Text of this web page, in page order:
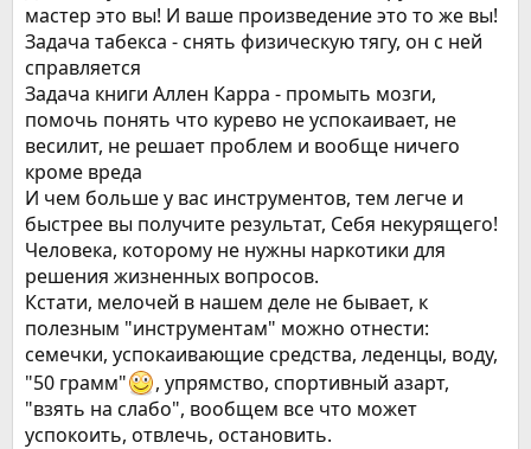
мастер это вы! И ваше произведение это то же вы!
Задача табекса - снять физическую тягу, он с ней
справляется
Задача книги Аллен Карра - промыть мозги,
помочь понять что курево не успокаивает, не
весилит, не решает проблем и вообще ничего
кроме вреда
И чем больше у вас инструментов, тем легче и
быстрее вы получите результат, Себя некурящего!
Человека, которому не нужны наркотики для
решения жизненных вопросов.
Кстати, мелочей в нашем деле не бывает, к
полезным "инструментам" можно отнести:
семечки, успокаивающие средства, леденцы, воду,
"50 грамм"
, упрямство, спортивный азарт,
"взять на слабо", вообщем все что может
успокоить, отвлечь, остановить.